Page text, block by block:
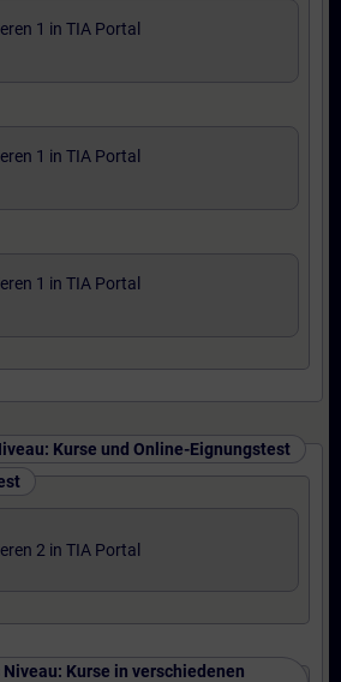
1 in TIA Portal
1 in TIA Portal
1 in TIA Portal
Kurse und Online-Eignungstest
2 in TIA Portal
Kurse in verschiedenen